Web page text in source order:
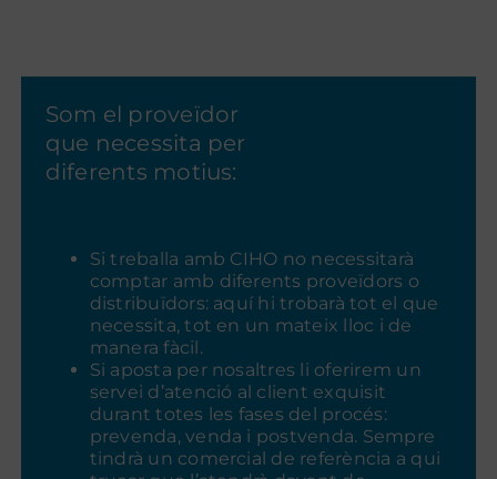
Som el proveïdor
que necessita per
diferents motius:
Si treballa amb CIHO no necessitarà
comptar amb diferents proveïdors o
distribuïdors: aquí hi trobarà tot el que
necessita, tot en un mateix lloc i de
manera fàcil.
Si aposta per nosaltres li oferirem un
servei d’atenció al client exquisit
durant totes les fases del procés:
prevenda, venda i postvenda. Sempre
tindrà un comercial de referència a qui